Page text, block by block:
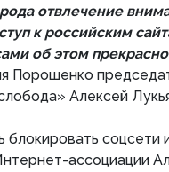
отвлечение
к российским
об этом
Порошенко
Алексей
соцсети
ассоциации